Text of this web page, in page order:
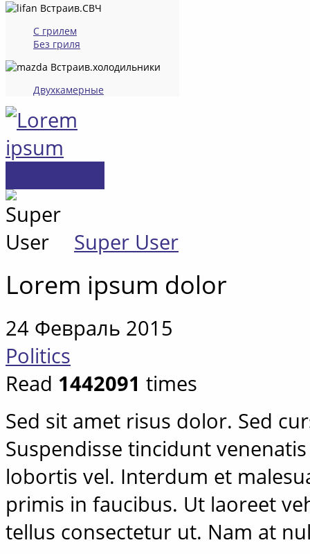
Встраив.СВЧ
С грилем
Без гриля
Встраив.холодильники
Двухкамерные
Super User
Lorem ipsum dolor
24 Февраль 2015
Politics
Read 1442091 times
Sed sit amet risus dolor. Sed
Suspendisse tincidunt
lobortis vel. Interdum et
primis in faucibus. Ut laoreet
tellus consectetur ut. Nam at